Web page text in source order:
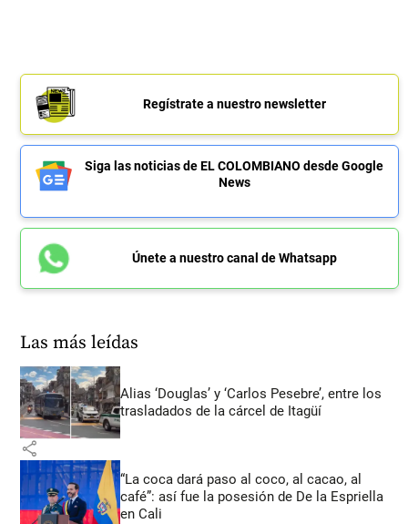
Regístrate a nuestro newsletter
Siga las noticias de EL COLOMBIANO desde Google
News
Únete a nuestro canal de Whatsapp
Las más leídas
Alias ‘Douglas’ y ‘Carlos Pesebre’, entre los
trasladados de la cárcel de Itagüí
share
“La coca dará paso al coco, al cacao, al
café”: así fue la posesión de De la Espriella
en Cali